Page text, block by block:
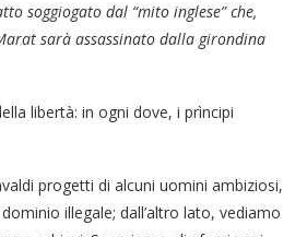
soggiogato dal “mito inglese” che,
sarà assassinato dalla girondina
libertà: in ogni dove, i prìncipi
progetti di alcuni uomini ambiziosi,
illegale; dall’altro lato, vediamo